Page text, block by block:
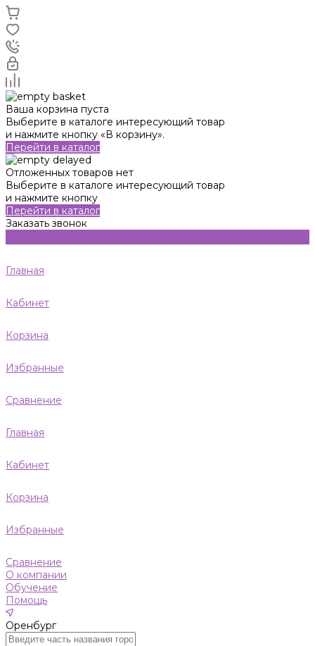
Ваша корзина пуста
Выберите в каталоге интересующий товар
и нажмите кнопку «В корзину».
Перейти в каталог
Отложенных товаров нет
Выберите в каталоге интересующий товар
и нажмите кнопку
Перейти в каталог
Заказать звонок
Главная
Кабинет
Корзина
Избранные
Сравнение
Главная
Кабинет
Корзина
Избранные
Сравнение
О компании
Обучение
Помощь
Оренбург